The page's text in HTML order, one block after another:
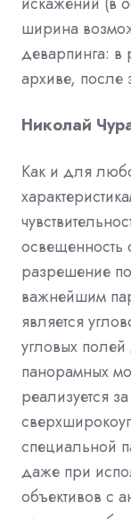
ширина
деварпинга:
архиве, после
Николай
Как и для
освещенность
разрешение
важнейшим
является
угловых
панорамных
реализуется
специальной
даже при
объективов с